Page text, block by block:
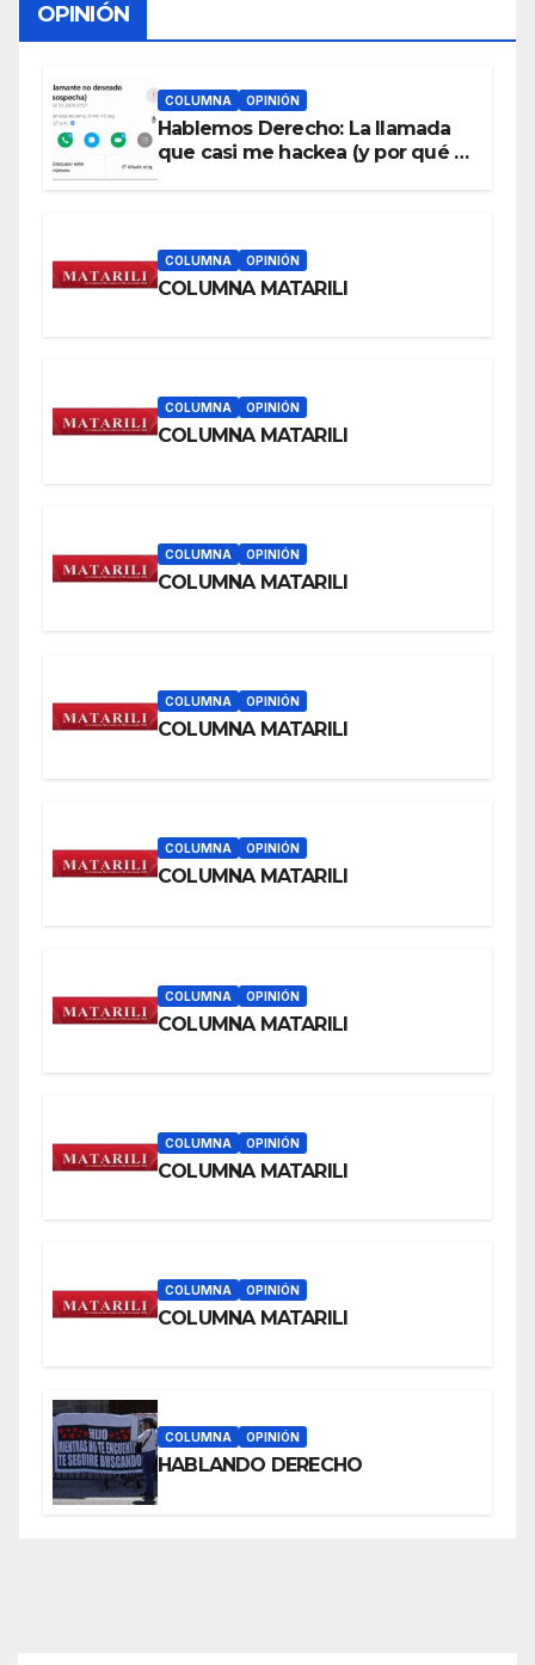
OPINIÓN
COLUMNA OPINIÓN
Hablemos Derecho: La llamada
que casi me hackea (y por qué a
COLUMNA OPINIÓN
COLUMNA MATARILI
COLUMNA OPINIÓN
COLUMNA MATARILI
COLUMNA OPINIÓN
COLUMNA MATARILI
COLUMNA OPINIÓN
COLUMNA MATARILI
COLUMNA OPINIÓN
COLUMNA MATARILI
COLUMNA OPINIÓN
COLUMNA MATARILI
COLUMNA OPINIÓN
COLUMNA MATARILI
COLUMNA OPINIÓN
COLUMNA MATARILI
COLUMNA OPINIÓN
HABLANDO DERECHO